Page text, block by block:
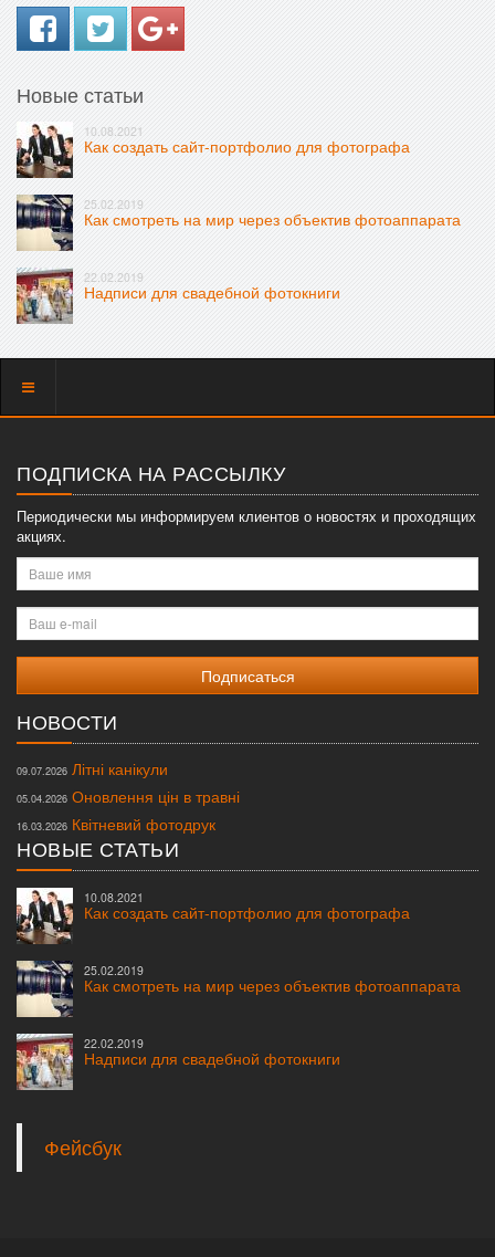
Новые статьи
10.08.2021
Как создать сайт-портфолио для фотографа
25.02.2019
Как смотреть на мир через объектив фотоаппарата
22.02.2019
Надписи для свадебной фотокниги
Показать
ПОДПИСКА НА РАССЫЛКУ
Периодически мы информируем клиентов о новостях и проходящих
акциях.
Ваше
имя
Ваш
e-
mail
НОВОСТИ
09.07.2026 Літні канікули
05.04.2026 Оновлення цін в травні
16.03.2026 Квітневий фотодрук
НОВЫЕ СТАТЬИ
10.08.2021
Как создать сайт-портфолио для фотографа
25.02.2019
Как смотреть на мир через объектив фотоаппарата
22.02.2019
Надписи для свадебной фотокниги